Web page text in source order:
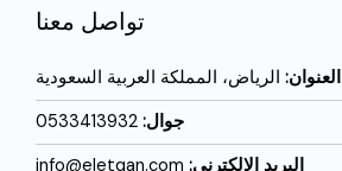
تواصل معنا
العنوان: الرياض، المملكة العربية السعودية
جوال: 0533413932
البريد الإلكترني: